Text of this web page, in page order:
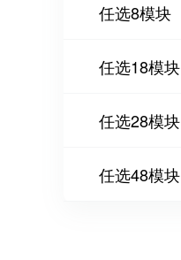
任选8模块
任选18模块
任选28模块
任选48模块